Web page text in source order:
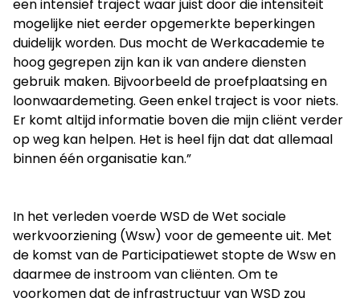
een intensief traject waar juist door die intensiteit
mogelijke niet eerder opgemerkte beperkingen
duidelijk worden. Dus mocht de Werkacademie te
hoog gegrepen zijn kan ik van andere diensten
gebruik maken. Bijvoorbeeld de proefplaatsing en
loonwaardemeting. Geen enkel traject is voor niets.
Er komt altijd informatie boven die mijn cliënt verder
op weg kan helpen. Het is heel fijn dat dat allemaal
binnen één organisatie kan.”
In het verleden voerde WSD de Wet sociale
werkvoorziening (Wsw) voor de gemeente uit. Met
de komst van de Participatiewet stopte de Wsw en
daarmee de instroom van cliënten. Om te
voorkomen dat de infrastructuur van WSD zou